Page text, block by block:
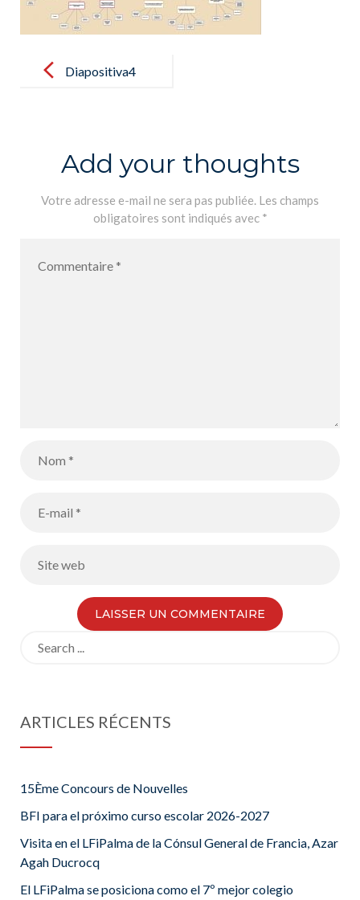
navigationDiapositiva4
Add your thoughts
Votre adresse e-mail ne sera pas publiée. Les champs
obligatoires sont indiqués avec *
ARTICLES RÉCENTS
15Ème Concours de Nouvelles
BFI para el próximo curso escolar 2026-2027
Visita en el LFiPalma de la Cónsul General de Francia, Azar
Agah Ducrocq
El LFiPalma se posiciona como el 7º mejor colegio